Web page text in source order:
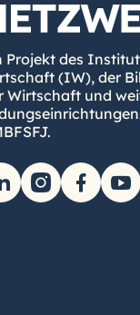
Projekt des
(IW), der
Wirtschaft und